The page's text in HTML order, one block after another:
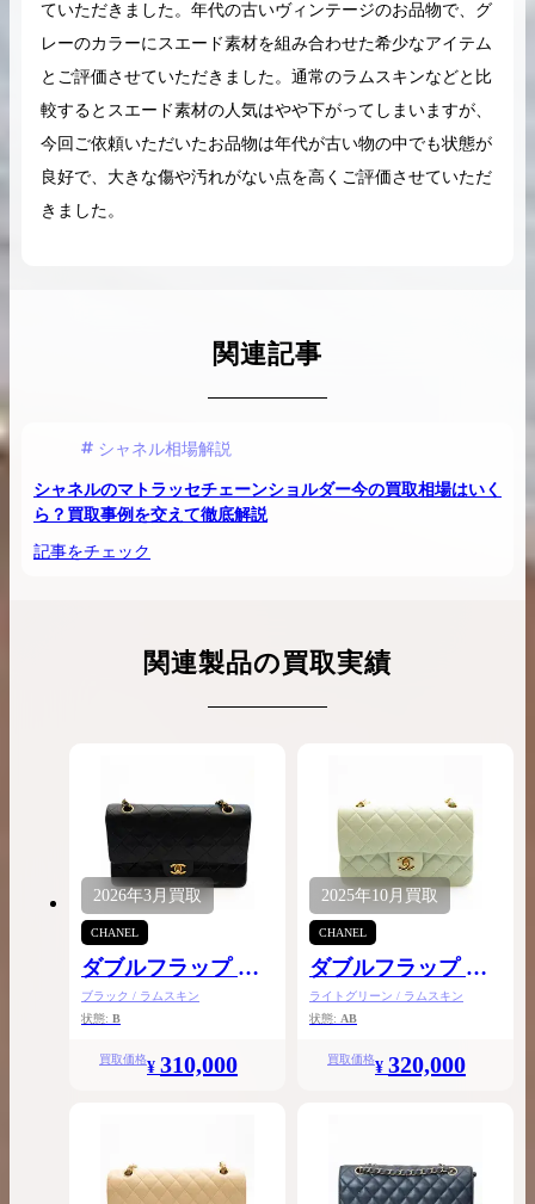
ていただきました。年代の古いヴィンテージのお品物で、グ
レーのカラーにスエード素材を組み合わせた希少なアイテム
とご評価させていただきました。通常のラムスキンなどと比
較するとスエード素材の人気はやや下がってしまいますが、
今回ご依頼いただいたお品物は年代が古い物の中でも状態が
良好で、大きな傷や汚れがない点を高くご評価させていただ
きました。
関連記事
シャネル相場解説
シャネルのマトラッセチェーンショルダー今の買取相場はいく
ら？買取事例を交えて徹底解説
記事をチェック
関連製品の買取実績
2026年3月買取
CHANEL
ダブルフラップ チ
ェーンショルダー
25
ブラック / ラムスキン
状態: B
買取価格¥ 310,000
2025年10月 買取
CHANEL
ダブルフラップ チ
ェーンショルダー
23
ライトグリーン / ラムスキン
状態: AB
買取価格¥ 320,000